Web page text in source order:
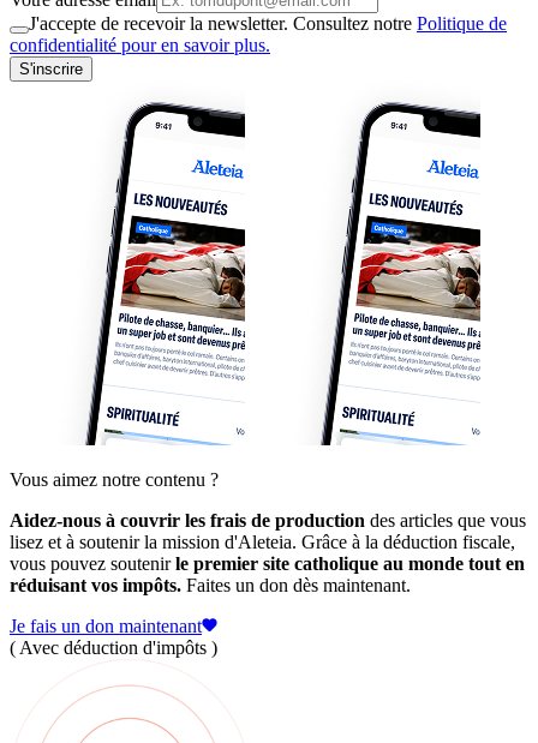
J'accepte de recevoir la newsletter. Consultez notre Politique de
confidentialité pour en savoir plus.
S'inscrire
Vous aimez notre contenu ?
Aidez-nous à couvrir les frais de production des articles que vous
lisez et à soutenir la mission d'Aleteia. Grâce à la déduction fiscale,
vous pouvez soutenirle premier site catholique au monde tout en
réduisant vos impôts. Faites un don dès maintenant.
Je fais un don maintenant
( Avec déduction d'impôts )